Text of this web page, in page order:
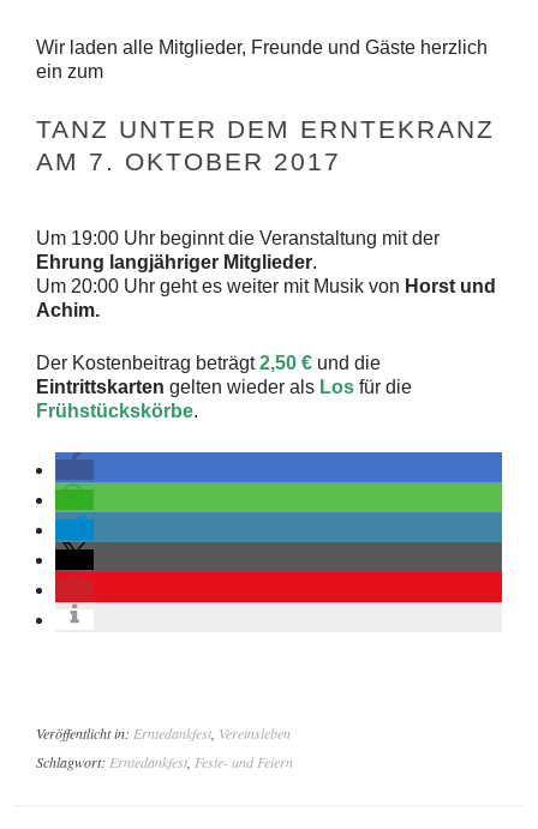
Wir laden alle Mitglieder, Freunde und Gäste herzlich
ein zum
TANZ UNTER DEM ERNTEKRANZ
AM 7. OKTOBER 2017
Um 19:00 Uhr beginnt die Veranstaltung mit der
Ehrung langjähriger Mitglieder.
Um 20:00 Uhr geht es weiter mit Musik von Horst und
Achim.
Der Kostenbeitrag beträgt2,50 € und die
Eintrittskarten gelten wieder als Los für die
Frühstückskörbe.
Veröffentlicht in: Erntedankfest Vereinsleben
Schlagwort: Erntedankfest Feste- und Feiern